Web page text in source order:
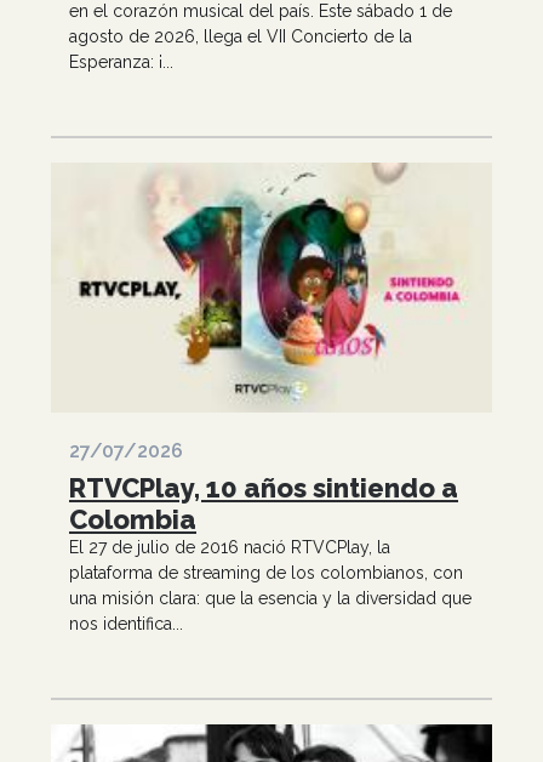
en el corazón musical del país. Este sábado 1 de
agosto de 2026, llega el VII Concierto de la
Esperanza: ¡...
27/07/2026
RTVCPlay, 10 años sintiendo a
Colombia
El 27 de julio de 2016 nació RTVCPlay, la
plataforma de streaming de los colombianos, con
una misión clara: que la esencia y la diversidad que
nos identifica...